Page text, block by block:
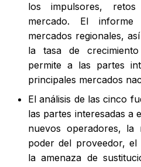
los impulsores,
mercado. El
mercados regionales,
la tasa de
permite a las partes
principales mercados
El análisis de las cinco
las partes interesadas a
nuevos operadores, la
poder del proveedor,
la amenaza de